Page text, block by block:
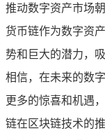
推动数字资产市场
货币链作为数字资
势和巨大的潜力，
相信，在未来的数
更多的惊喜和机遇
链在区块链技术的